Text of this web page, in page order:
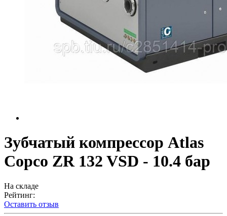
Зубчатый компрессор Atlas
Copco ZR 132 VSD - 10.4 бар
На складе
Рейтинг:
Оставить отзыв